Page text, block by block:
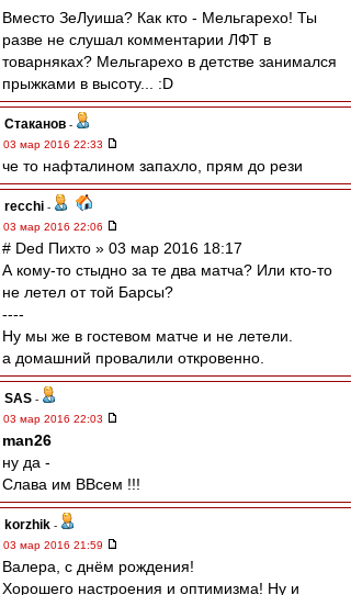
Вместо ЗеЛуиша? Как кто - Мельгарехо! Ты
разве не слушал комментарии ЛФТ в
товарняках? Мельгарехо в детстве занимался
прыжками в высоту... :D
Cтаканов -
03 мар 2016 22:33
че то нафталином запахло, прям до рези
recchi -
03 мар 2016 22:06
# Ded Пихто » 03 мар 2016 18:17
А кому-то стыдно за те два матча? Или кто-то
не летел от той Барсы?
----
Ну мы же в гостевом матче и не летели.
а домашний провалили откровенно.
SAS -
03 мар 2016 22:03
man26
ну да -
Слава им ВВсем !!!
korzhik -
03 мар 2016 21:59
Валера, с днём рождения!
Хорошего настроения и оптимизма! Ну и